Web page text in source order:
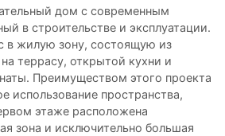
дом с современным
в строительстве и эксплуатации.
в жилую зону, состоящую из
террасу, открытой кухни и
Преимуществом этого проекта
использование пространства,
этаже расположена
зона и исключительно большая